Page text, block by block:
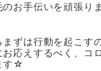
お手伝いを頑張り
ずは行動を起こす
応えするべく、コ
す☆